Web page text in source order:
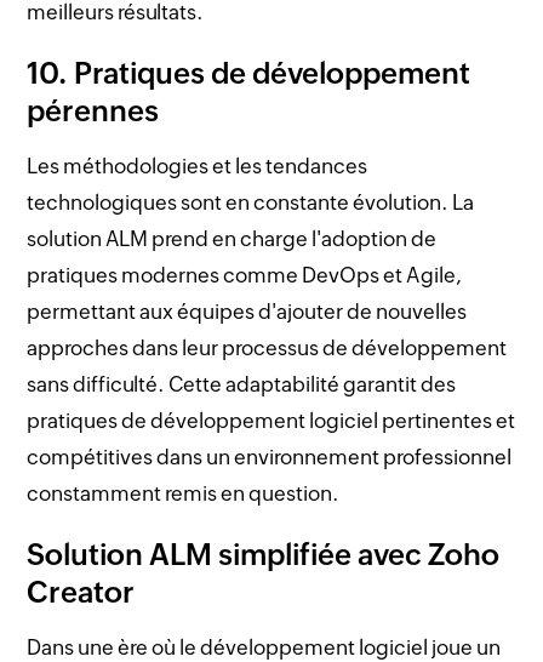
meilleurs résultats.
10. Pratiques de développement
pérennes
Les méthodologies et les tendances
technologiques sont en constante évolution. La
solution ALM prend en charge l'adoption de
pratiques modernes comme DevOps et Agile,
permettant aux équipes d'ajouter de nouvelles
approches dans leur processus de développement
sans difficulté. Cette adaptabilité garantit des
pratiques de développement logiciel pertinentes et
compétitives dans un environnement professionnel
constamment remis en question.
Solution ALM simplifiée avec Zoho
Creator
Dans une ère où le développement logiciel joue un